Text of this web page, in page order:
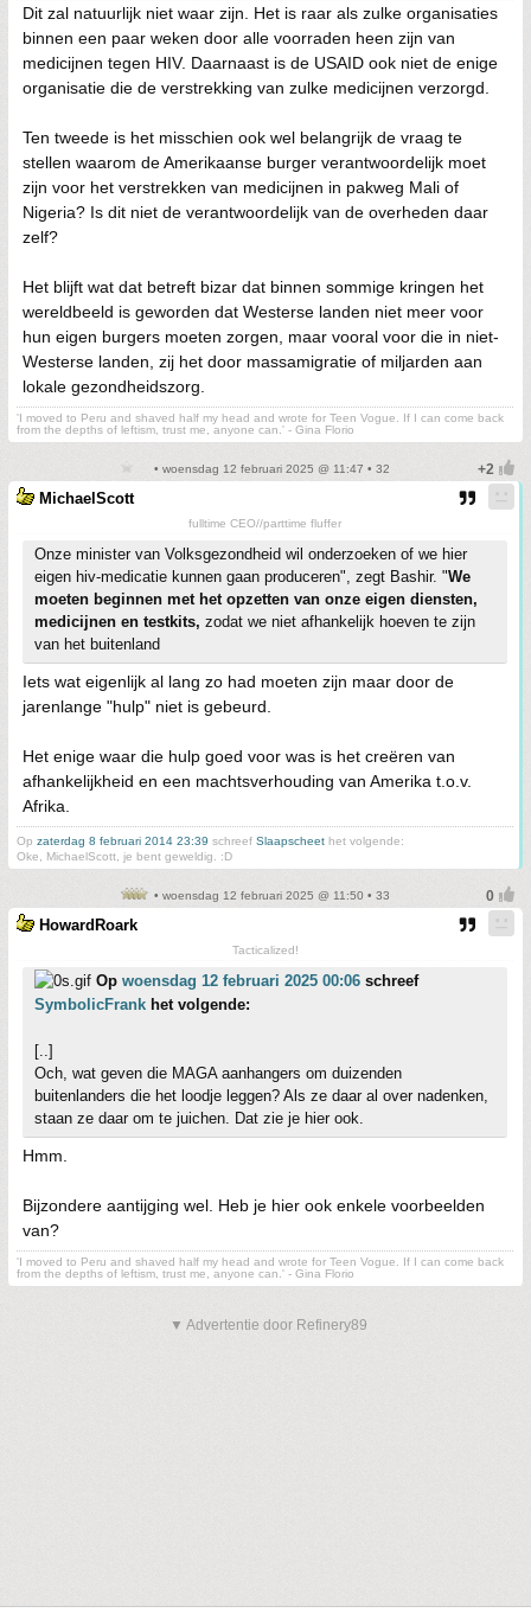
Dit zal natuurlijk niet waar zijn. Het is raar als zulke organisaties
binnen een paar weken door alle voorraden heen zijn van
medicijnen tegen HIV. Daarnaast is de USAID ook niet de enige
organisatie die de verstrekking van zulke medicijnen verzorgd.
Ten tweede is het misschien ook wel belangrijk de vraag te
stellen waarom de Amerikaanse burger verantwoordelijk moet
zijn voor het verstrekken van medicijnen in pakweg Mali of
Nigeria? Is dit niet de verantwoordelijk van de overheden daar
zelf?
Het blijft wat dat betreft bizar dat binnen sommige kringen het
wereldbeeld is geworden dat Westerse landen niet meer voor
hun eigen burgers moeten zorgen, maar vooral voor die in niet-
Westerse landen, zij het door massamigratie of miljarden aan
lokale gezondheidszorg.
'I moved to Peru and shaved half my head and wrote for Teen Vogue. If I can come back
from the depths of leftism, trust me, anyone can.' - Gina Florio
• woensdag 12 februari 2025 @ 11:47 • 32
MichaelScott
fulltime CEO//parttime fluffer
Onze minister van Volksgezondheid wil onderzoeken of we hier
eigen hiv-medicatie kunnen gaan produceren", zegt Bashir. "We
moeten beginnen met het opzetten van onze eigen diensten,
medicijnen en testkits, zodat we niet afhankelijk hoeven te zijn
van het buitenland
Iets wat eigenlijk al lang zo had moeten zijn maar door de
jarenlange "hulp" niet is gebeurd.
Het enige waar die hulp goed voor was is het creëren van
afhankelijkheid en een machtsverhouding van Amerika t.o.v.
Afrika.
Op zaterdag 8 februari 2014 23:39 schreef Slaapscheet het volgende:
Oke, MichaelScott, je bent geweldig. :D
• woensdag 12 februari 2025 @ 11:50 • 33
HowardRoark
Tacticalized!
Op woensdag 12 februari 2025 00:06 schreef
SymbolicFrank het volgende:
[..]
Och, wat geven die MAGA aanhangers om duizenden
buitenlanders die het loodje leggen? Als ze daar al over nadenken,
staan ze daar om te juichen. Dat zie je hier ook.
Hmm.
Bijzondere aantijging wel. Heb je hier ook enkele voorbeelden
van?
'I moved to Peru and shaved half my head and wrote for Teen Vogue. If I can come back
from the depths of leftism, trust me, anyone can.' - Gina Florio
▼ Advertentie door Refinery89